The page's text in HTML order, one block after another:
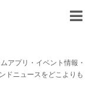
アプリ・イベント情報・
ドニュースをどこよりも